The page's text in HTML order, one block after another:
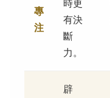
專
注
時更
有決
斷
力。
辟